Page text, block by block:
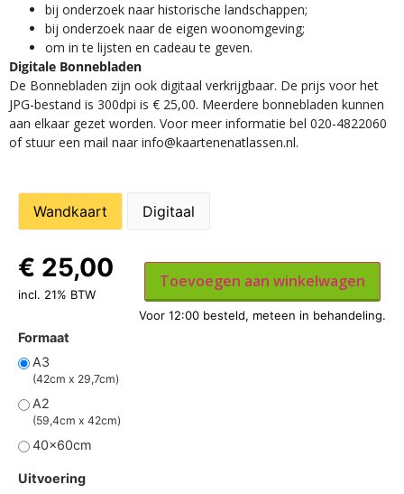
​bij onderzoek naar historische landschappen;
bij onderzoek naar de eigen woonomgeving;
om in te lijsten en cadeau te geven.
Digitale Bonnebladen
De Bonnebladen zijn ook digitaal verkrijgbaar. De prijs voor het
JPG-bestand is 300dpi is € 25,00. Meerdere bonnebladen kunnen
aan elkaar gezet worden. Voor meer informatie bel 020-4822060
of stuur een mail naar info@kaartenenatlassen.nl.
Wandkaart Digitaal
Formaat
A3
(42cm x 29,7cm)
A2
(59,4cm x 42cm)
40x60cm
Uitvoering
€ 25,00
incl. 21% BTW
Toevoegen aan winkelwagen